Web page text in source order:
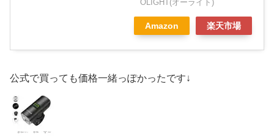
OLIGHT(オーライト)
Amazon 楽天市場
公式で買っても価格一緒っぽかったです↓